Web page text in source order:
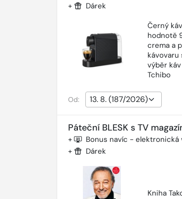
+
Dárek
Černý
hodnotě
crema a
kávovaru
výběr
Tchibo
Od:
Páteční BLESK s TV
+ Bonus navíc - elektronická
+ Dárek
Kniha